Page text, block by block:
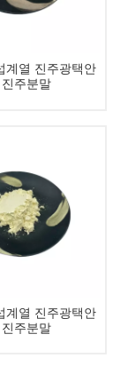
계열 진주광택안
주분말
계열 진주광택안
주분말